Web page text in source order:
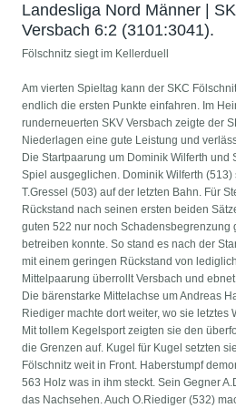
Landesliga Nord Männer |
Versbach 6:2 (3101:3041).
Fölschnitz siegt im Kellerduell
Am vierten Spieltag kann der SKC
endlich die ersten Punkte einfahren. Im
runderneuerten SKV Versbach zeigte der
Niederlagen eine gute Leistung und
Die Startpaarung um Dominik Wilferth und
Spiel ausgeglichen. Dominik Wilferth
T.Gressel (503) auf der letzten Bahn. Für
Rückstand nach seinen ersten beiden
guten 522 nur noch Schadensbegrenzung
betreiben konnte. So stand es nach der
mit einem geringen Rückstand von
Mittelpaarung überrollt Versbach und
Die bärenstarke Mittelachse um Andreas
Riediger machte dort weiter, wo sie letztes
Mit tollem Kegelsport zeigten sie den
die Grenzen auf. Kugel für Kugel setzten
Fölschnitz weit in Front. Haberstumpf
563 Holz was in ihm steckt. Sein Gegner
das Nachsehen. Auch O.Riediger (532)